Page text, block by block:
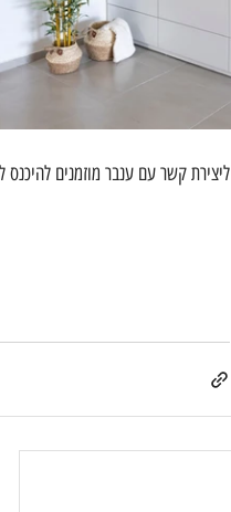
ליצירת קשר עם ענבר מוזמנים להיכנס ל